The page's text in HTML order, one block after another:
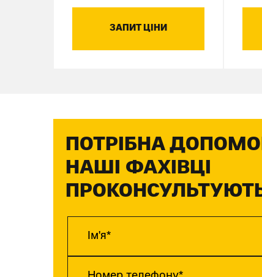
ЗАПИТ ЦІНИ
ПОТРІБНА
НАШІ ФАХІВЦІ